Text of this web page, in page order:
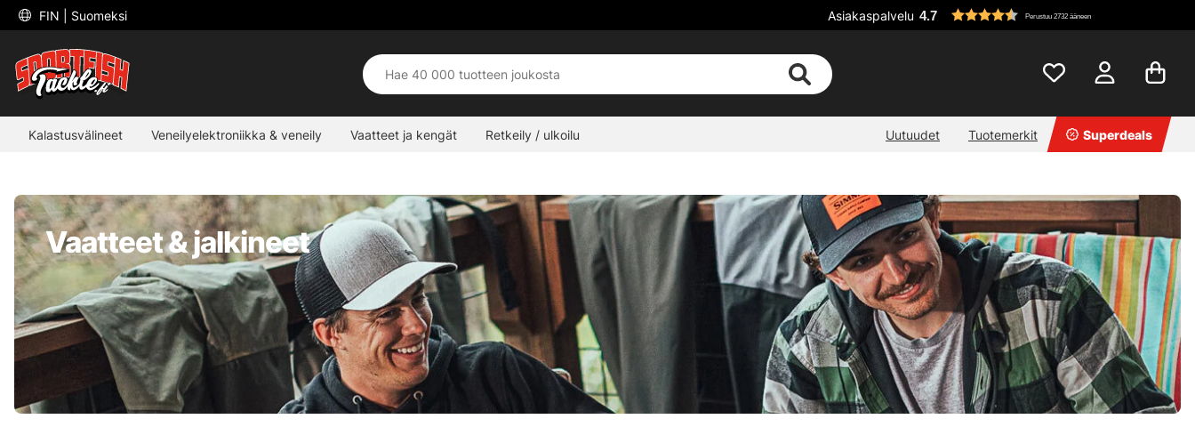
FIN | Suomeksi Asiakaspalvelu 4.7 Perustuu 2732 ääneen
Kalastusvälineet Veneilyelektroniikka & veneily Vaatteet ja kengät Retkeily / ulkoilu Uutuudet Tuotemerkit Superdeals
Vaatteet & jalkineet